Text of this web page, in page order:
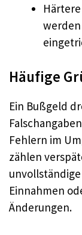
Häufige
Ein Bußgeld
Fehlern im
zählen
Einnahmen
Änderungen.